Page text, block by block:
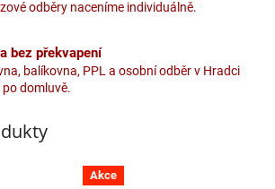
odběry naceníme individuálně.
bez překvapení
balíkovna, PPL a osobní odběr v Hradci
po domluvě.
Akce